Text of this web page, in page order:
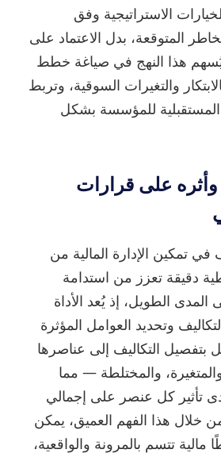
الاستراتيجية وفق
المتوقعة، بدل الاعتماد على
هذا النهج في صياغة خطط
والتغيرات السوقية، وتربط
المستقبلية للمؤسسة بشكل
وأثره على قرارات
في تمكين الإدارة المالية من
دقيقة تعزز من استدامة
المدى الطويل، إذ يُعد الأداة
وتحديد العوامل المؤثرة
بتفصيل التكاليف إلى عناصرها
والمختلطة — مما
تأثير كل عنصر على إجمالي
خلال هذا الفهم العميق، يمكن
تتسم بالمرونة والواقعية،